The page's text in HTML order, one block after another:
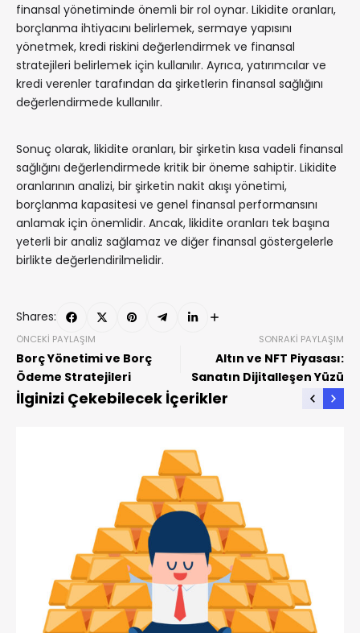
finansal yönetiminde önemli bir rol oynar. Likidite oranları,
borçlanma ihtiyacını belirlemek, sermaye yapısını
yönetmek, kredi riskini değerlendirmek ve finansal
stratejileri belirlemek için kullanılır. Ayrıca, yatırımcılar ve
kredi verenler tarafından da şirketlerin finansal sağlığını
değerlendirmede kullanılır.
Sonuç olarak, likidite oranları, bir şirketin kısa vadeli finansal
sağlığını değerlendirmede kritik bir öneme sahiptir. Likidite
oranlarının analizi, bir şirketin nakit akışı yönetimi,
borçlanma kapasitesi ve genel finansal performansını
anlamak için önemlidir. Ancak, likidite oranları tek başına
yeterli bir analiz sağlamaz ve diğer finansal göstergelerle
birlikte değerlendirilmelidir.
Shares:
ÖNCEKI PAYLAŞIM
Borç Yönetimi ve Borç
Ödeme Stratejileri
SONRAKI PAYLAŞIM
Altın ve NFT Piyasası:
Sanatın Dijitalleşen Yüzü
İlginizi Çekebilecek İçerikler